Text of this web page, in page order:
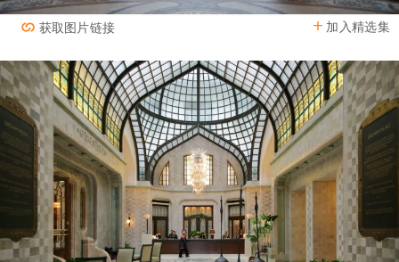
加入精选集
获取图片链接